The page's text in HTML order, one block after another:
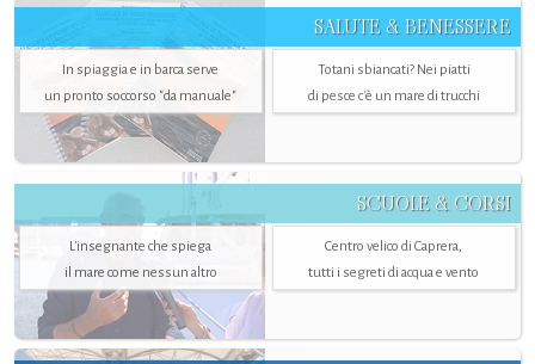
SALUTE & BENESSERE
In spiaggia e in barca serve
un pronto soccorso "da manuale"
Totani sbiancati? Nei piatti
di pesce c'è un mare di trucchi
SCUOLE & CORSI
L'insegnante che spiega
il mare come nessun altro
Centro velico di Caprera,
tutti i segreti di acqua e vento